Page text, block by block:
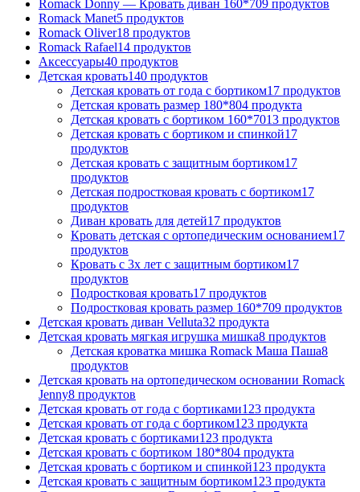
Romack Donny — Кровать диван 160*709 продуктов
Romack Manet5 продуктов
Romack Oliver18 продуктов
Romack Rafael14 продуктов
Аксессуары40 продуктов
Детская кровать140 продуктов
Детская кровать от года с бортиком17 продуктов
Детская кровать размер 180*804 продукта
Детская кровать с бортиком 160*7013 продуктов
Детская кровать с бортиком и спинкой17
продуктов
Детская кровать с защитным бортиком17
продуктов
Детская подростковая кровать с бортиком17
продуктов
Диван кровать для детей17 продуктов
Кровать детская с ортопедическим основанием17
продуктов
Кровать с 3х лет с защитным бортиком17
продуктов
Подростковая кровать17 продуктов
Подростковая кровать размер 160*709 продуктов
Детская кровать диван Velluta32 продукта
Детская кровать мягкая игрушка мишка8 продуктов
Детская кроватка мишка Romack Маша Паша8
продуктов
Детская кровать на ортопедическом основании Romack
Jenny8 продуктов
Детская кровать от года с бортиками123 продукта
Детская кровать от года с бортиком123 продукта
Детская кровать с бортиками123 продукта
Детская кровать с бортиком 180*804 продукта
Детская кровать с бортиком и спинкой123 продукта
Детская кровать с защитным бортиком123 продукта